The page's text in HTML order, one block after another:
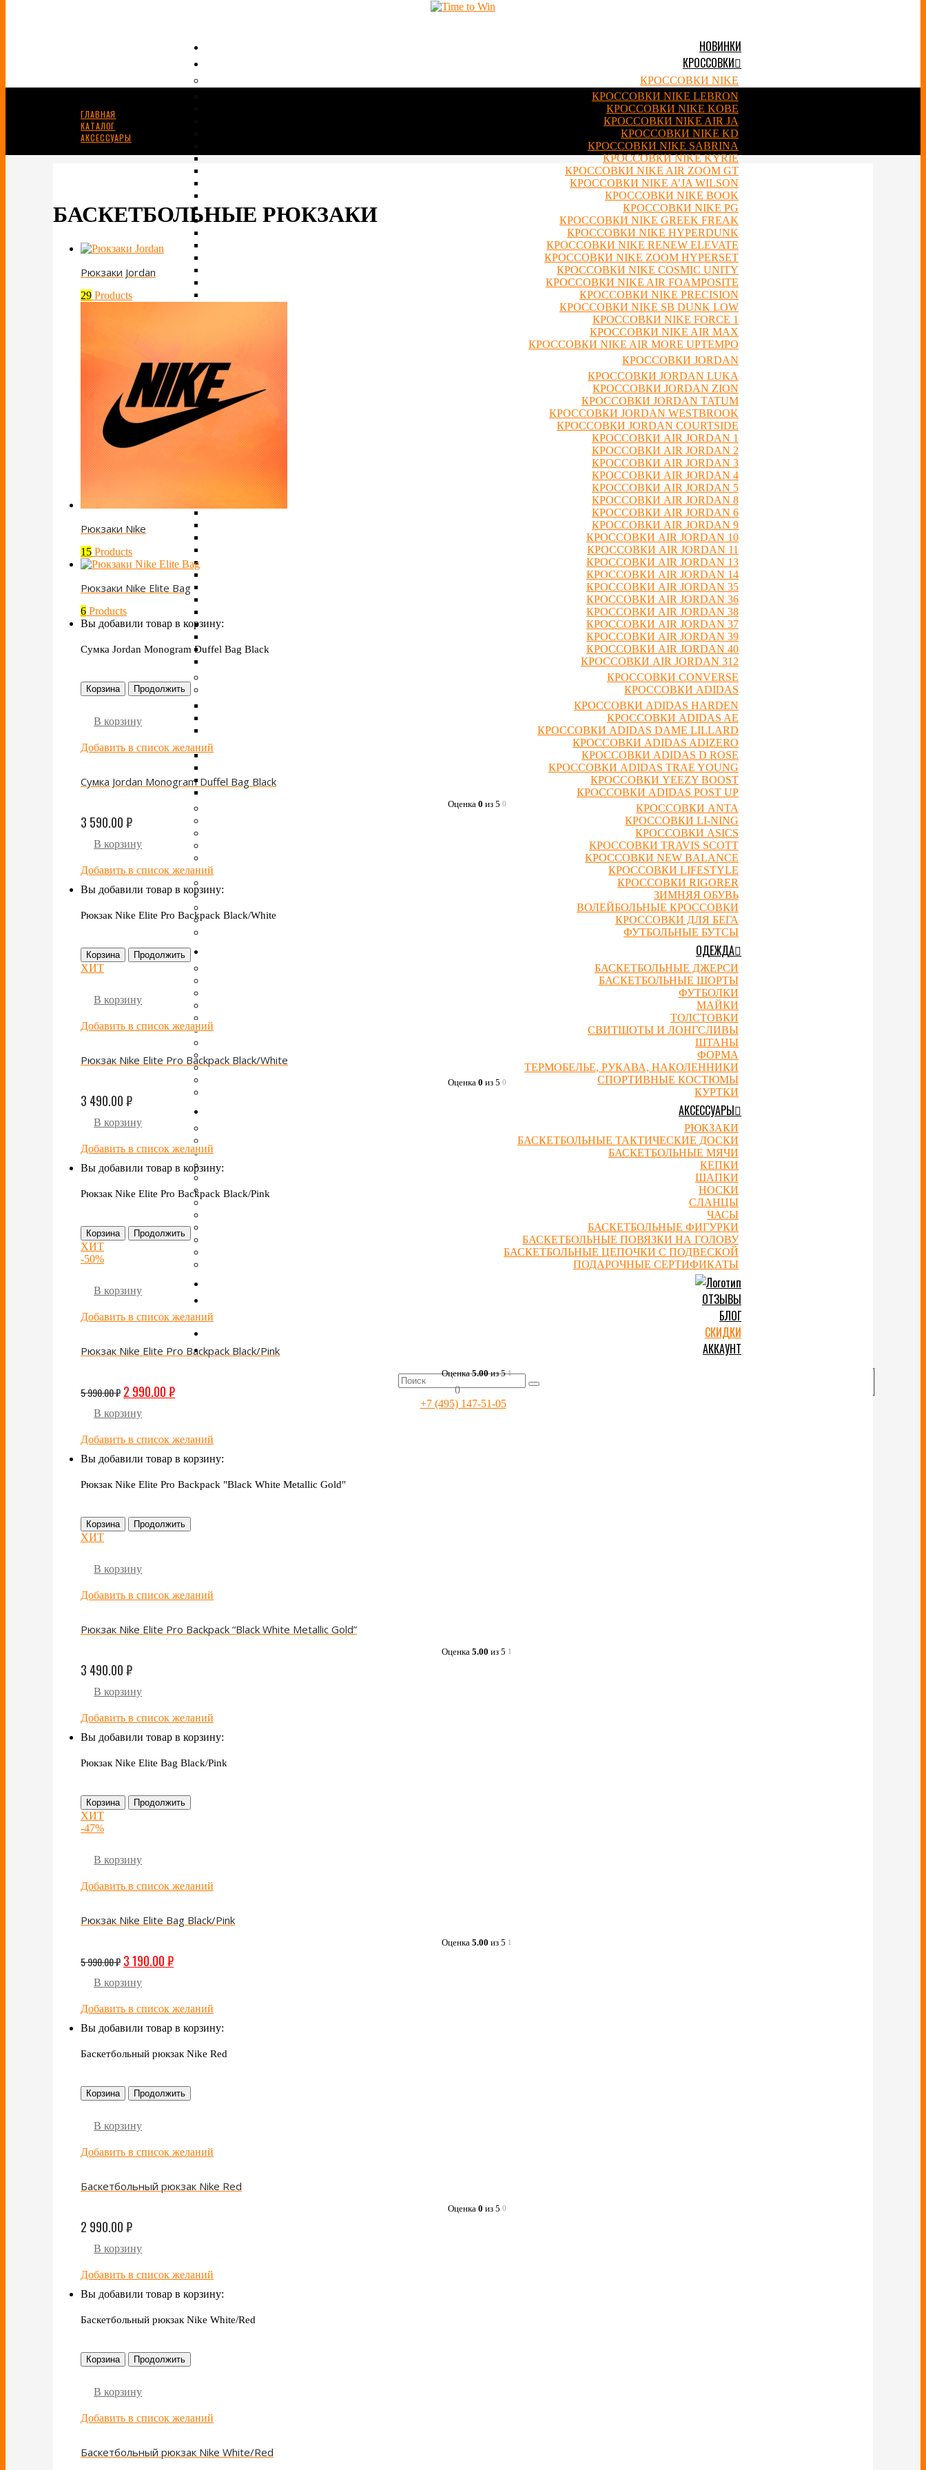
НОВИНКИ
КРОССОВКИ
КРОССОВКИ NIKE
КРОССОВКИ NIKE LEBRON
КРОССОВКИ NIKE KOBE
КРОССОВКИ NIKE AIR JA
КРОССОВКИ NIKE KD
КРОССОВКИ NIKE SABRINA
КРОССОВКИ NIKE KYRIE
КРОССОВКИ NIKE AIR ZOOM GT
КРОССОВКИ NIKE A’JA WILSON
КРОССОВКИ NIKE BOOK
КРОССОВКИ NIKE PG
КРОССОВКИ NIKE GREEK FREAK
КРОССОВКИ NIKE HYPERDUNK
КРОССОВКИ NIKE RENEW ELEVATE
КРОССОВКИ NIKE ZOOM HYPERSET
КРОССОВКИ NIKE COSMIC UNITY
КРОССОВКИ NIKE AIR FOAMPOSITE
КРОССОВКИ NIKE PRECISION
КРОССОВКИ NIKE SB DUNK LOW
КРОССОВКИ NIKE FORCE 1
КРОССОВКИ NIKE AIR MAX
КРОССОВКИ NIKE AIR MORE UPTEMPO
КРОССОВКИ JORDAN
КРОССОВКИ JORDAN LUKA
КРОССОВКИ JORDAN ZION
КРОССОВКИ JORDAN TATUM
КРОССОВКИ JORDAN WESTBROOK
КРОССОВКИ JORDAN COURTSIDE
КРОССОВКИ AIR JORDAN 1
КРОССОВКИ AIR JORDAN 2
КРОССОВКИ AIR JORDAN 3
КРОССОВКИ AIR JORDAN 4
КРОССОВКИ AIR JORDAN 5
КРОССОВКИ AIR JORDAN 8
КРОССОВКИ AIR JORDAN 6
КРОССОВКИ AIR JORDAN 9
КРОССОВКИ AIR JORDAN 10
КРОССОВКИ AIR JORDAN 11
КРОССОВКИ AIR JORDAN 13
КРОССОВКИ AIR JORDAN 14
КРОССОВКИ AIR JORDAN 35
КРОССОВКИ AIR JORDAN 36
КРОССОВКИ AIR JORDAN 38
КРОССОВКИ AIR JORDAN 37
КРОССОВКИ AIR JORDAN 39
КРОССОВКИ AIR JORDAN 40
КРОССОВКИ AIR JORDAN 312
КРОССОВКИ CONVERSE
КРОССОВКИ ADIDAS
КРОССОВКИ ADIDAS HARDEN
КРОССОВКИ ADIDAS AE
КРОССОВКИ ADIDAS DAME LILLARD
КРОССОВКИ ADIDAS ADIZERO
КРОССОВКИ ADIDAS D ROSE
КРОССОВКИ ADIDAS TRAE YOUNG
КРОССОВКИ YEEZY BOOST
КРОССОВКИ ADIDAS POST UP
КРОССОВКИ ANTA
КРОССОВКИ LI-NING
КРОССОВКИ ASICS
КРОССОВКИ TRAVIS SCOTT
КРОССОВКИ NEW BALANCE
КРОССОВКИ LIFESTYLE
КРОССОВКИ RIGORER
ЗИМНЯЯ ОБУВЬ
ВОЛЕЙБОЛЬНЫЕ КРОССОВКИ
КРОССОВКИ ДЛЯ БЕГА
ФУТБОЛЬНЫЕ БУТСЫ
ОДЕЖДА
БАСКЕТБОЛЬНЫЕ ДЖЕРСИ
БАСКЕТБОЛЬНЫЕ ШОРТЫ
ФУТБОЛКИ
МАЙКИ
ТОЛСТОВКИ
СВИТШОТЫ И ЛОНГСЛИВЫ
ШТАНЫ
ФОРМА
ТЕРМОБЕЛЬЕ, РУКАВА, НАКОЛЕННИКИ
СПОРТИВНЫЕ КОСТЮМЫ
КУРТКИ
АКСЕССУАРЫ
РЮКЗАКИ
БАСКЕТБОЛЬНЫЕ ТАКТИЧЕСКИЕ ДОСКИ
БАСКЕТБОЛЬНЫЕ МЯЧИ
КЕПКИ
ШАПКИ
НОСКИ
СЛАНЦЫ
ЧАСЫ
БАСКЕТБОЛЬНЫЕ ФИГУРКИ
БАСКЕТБОЛЬНЫЕ ПОВЯЗКИ НА ГОЛОВУ
БАСКЕТБОЛЬНЫЕ ЦЕПОЧКИ С ПОДВЕСКОЙ
ПОДАРОЧНЫЕ СЕРТИФИКАТЫ
ОТЗЫВЫ
БЛОГ
СКИДКИ
АККАУНТ
0
+7 (495) 147-51-05
ГЛАВНАЯ
КАТАЛОГ
АКСЕССУАРЫ
БАСКЕТБОЛЬНЫЕ РЮКЗАКИ
Рюкзаки Jordan
29 Products
Рюкзаки Nike
15 Products
Рюкзаки Nike Elite Bag
6 Products
Вы добавили товар в корзину:
Сумка Jordan Monogram Duffel Bag Black
Корзина Продолжить
В корзину
Добавить в список желаний
Сумка Jordan Monogram Duffel Bag Black
Оценка 0 из 5 0
3 590.00₽
В корзину
Добавить в список желаний
Вы добавили товар в корзину:
Рюкзак Nike Elite Pro Backpack Black/White
Корзина Продолжить
ХИТ
В корзину
Добавить в список желаний
Рюкзак Nike Elite Pro Backpack Black/White
Оценка 0 из 5 0
3 490.00₽
В корзину
Добавить в список желаний
Вы добавили товар в корзину:
Рюкзак Nike Elite Pro Backpack Black/Pink
Корзина Продолжить
ХИТ
-50%
В корзину
Добавить в список желаний
Рюкзак Nike Elite Pro Backpack Black/Pink
Оценка5.00из 5 1
5 990.00₽ 2 990.00₽
В корзину
Добавить в список желаний
Вы добавили товар в корзину:
Рюкзак Nike Elite Pro Backpack "Black White Metallic Gold"
Корзина Продолжить
ХИТ
В корзину
Добавить в список желаний
Рюкзак Nike Elite Pro Backpack “Black White Metallic Gold”
Оценка 5.00 из 5 1
3 490.00₽
В корзину
Добавить в список желаний
Вы добавили товар в корзину:
Рюкзак Nike Elite Bag Black/Pink
Корзина Продолжить
ХИТ
-47%
В корзину
Добавить в список желаний
Рюкзак Nike Elite Bag Black/Pink
Оценка 5.00 из 5 1
5 990.00₽ 3 190.00₽
В корзину
Добавить в список желаний
Вы добавили товар в корзину:
Баскетбольный рюкзак Nike Red
Корзина Продолжить
В корзину
Добавить в список желаний
Баскетбольный рюкзак Nike Red
Оценка 0 из 5 0
2 990.00₽
В корзину
Добавить в список желаний
Вы добавили товар в корзину:
Баскетбольный рюкзак Nike White/Red
Корзина Продолжить
В корзину
Добавить в список желаний
Баскетбольный рюкзак Nike White/Red